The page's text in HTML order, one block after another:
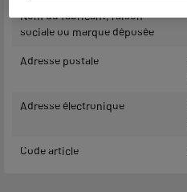
Nom du fabricant, raison
sociale ou marque déposée
Adresse postale
Adresse électronique
Code article